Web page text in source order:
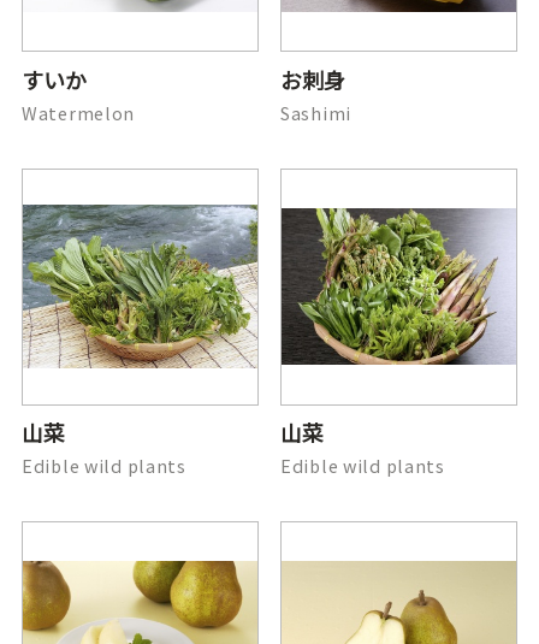
すいか
Watermelon
お刺身
Sashimi
山菜
Edible wild plants
山菜
Edible wild plants